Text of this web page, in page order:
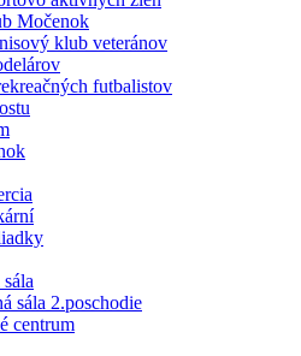
Močenok
klub veteránov
futbalistov
sála
sála 2.poschodie
centrum